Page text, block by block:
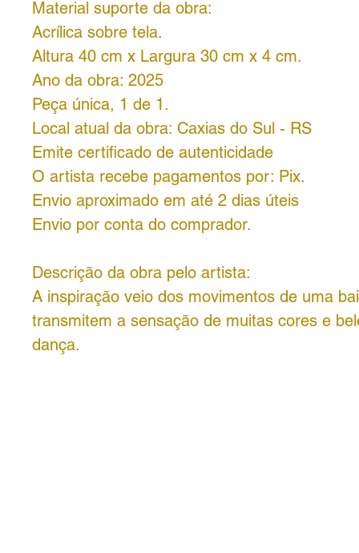
Material suporte da obra:
Acrílica sobre tela.
Altura 40 cm x Largura 30 cm x 4 cm.
Ano da obra: 2025
Peça única, 1 de 1.
Local atual da obra: Caxias do Sul - RS
Emite certificado de autenticidade
O artista recebe pagamentos por: Pix.
Envio aproximado em até 2 dias úteis
Envio por conta do comprador.
Descrição da obra pelo artista:
A inspiração veio dos movimentos de uma
transmitem a sensação de muitas cores e
dança.